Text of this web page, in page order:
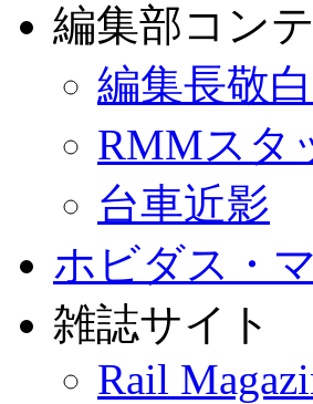
編集部コン
編集長敬白
RMMスタ
台車近影
ホビダス・
雑誌サイト
Rail